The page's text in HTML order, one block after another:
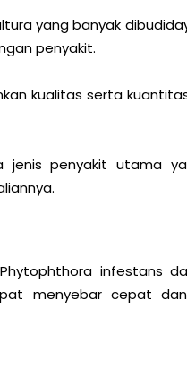
yang banyak
penyakit.
kualitas serta
jenis penyakit utama
infestans
menyebar cepat